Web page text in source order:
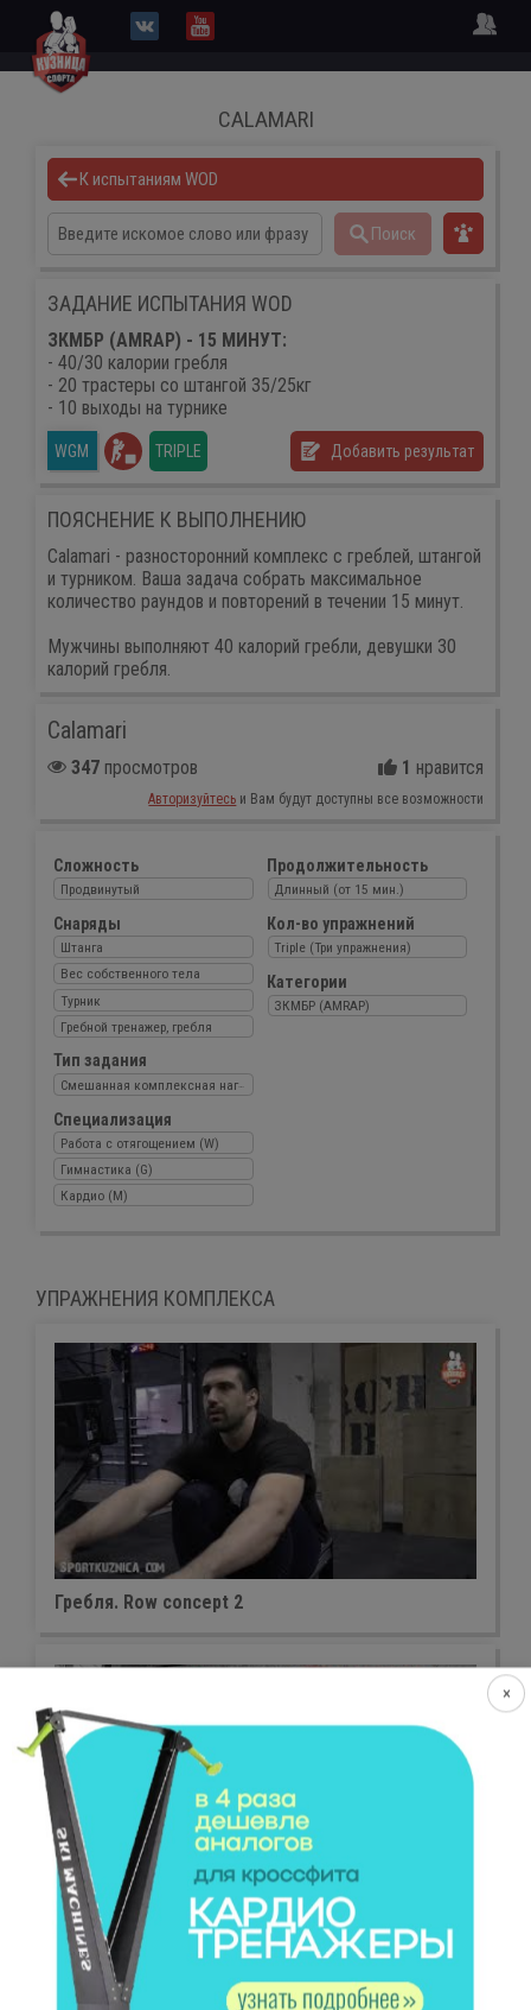
CALAMARI
К испытаниям WOD
Поиск
ЗАДАНИЕ ИСПЫТАНИЯ WOD
ЗКМБР (AMRAP) - 15 МИНУТ:
- 40/30 калории гребля
- 20 трастеры со штангой 35/25кг
- 10 выходы на турнике
WGM TRIPLE Добавить результат
ПОЯСНЕНИЕ К ВЫПОЛНЕНИЮ
Calamari - разносторонний комплекс с греблей, штангой
и турником. Ваша задача собрать максимальное
количество раундов и повторений в течении 15 минут.
Мужчины выполняют 40 калорий гребли, девушки 30
калорий гребля.
Calamari
347просмотров 1 нравится
Авторизуйтесь и Вам будут доступны все возможности
Сложность
Продвинутый
Снаряды
Штанга
Вес собственного тела
Турник
Гребной тренажер, гребля
Тип задания
Смешанная комплексная нагрузка
Специализация
Работа с отягощением (W)
Гимнастика (G)
Кардио (M)
Продолжительность
Длинный (от 15 мин.)
Кол-во упражнений
Triple (Три упражнения)
Категории
ЗКМБР (AMRAP)
УПРАЖНЕНИЯ КОМПЛЕКСА
Гребля. Row concept 2
Трастеры
×